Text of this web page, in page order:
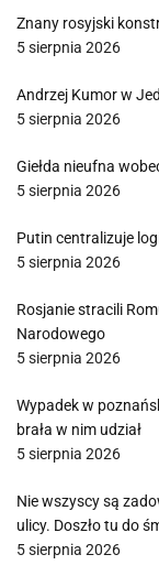
Znany rosyjski
5 sierpnia 2026
Andrzej Kumor w
5 sierpnia 2026
Giełda nieufna
5 sierpnia 2026
Putin centralizuje
5 sierpnia 2026
Rosjanie stracili
Narodowego
5 sierpnia 2026
Wypadek w
brała w nim udział
5 sierpnia 2026
Nie wszyscy są
ulicy. Doszło tu do
5 sierpnia 2026